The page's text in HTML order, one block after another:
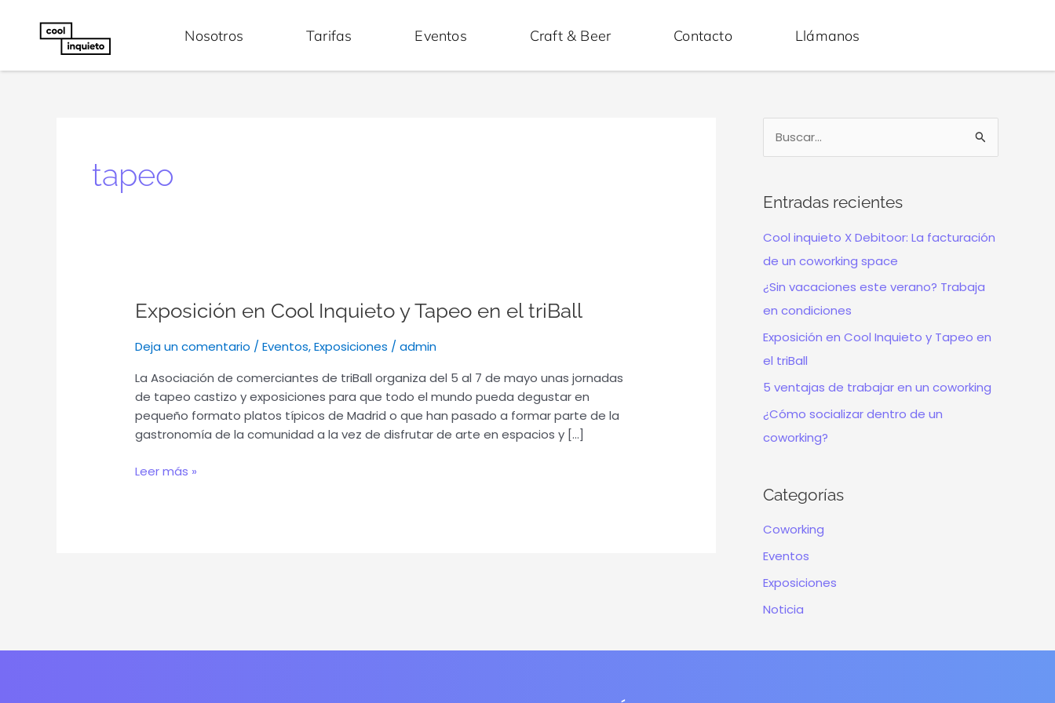
Nosotros Tarifas Eventos Craft & Beer Contacto Llámanos
tapeo
Exposición en Cool Inquieto y Tapeo en el triBall
Deja un comentario /Eventos,Exposiciones /admin
La Asociación de comerciantes de triBall organiza del 5 al 7 de mayo unas jornadas
de tapeo castizo y exposiciones para que todo el mundo pueda degustar en
pequeño formato platos típicos de Madrid o que han pasado a formar parte de la
gastronomía de la comunidad a la vez de disfrutar de arte en espacios y […]
Exposición
Cool
y
Tapeo
en
el
Leer más »
c
a
r
Entradas recientes
Cool inquieto X Debitoor: La facturación
de un coworking space
¿Sin vacaciones este verano? Trabaja
en condiciones
Exposición en Cool Inquieto y Tapeo en
el triBall
5 ventajas de trabajar en un coworking
¿Cómo socializar dentro de un
coworking?
Categorías
Coworking
Eventos
Exposiciones
Noticia